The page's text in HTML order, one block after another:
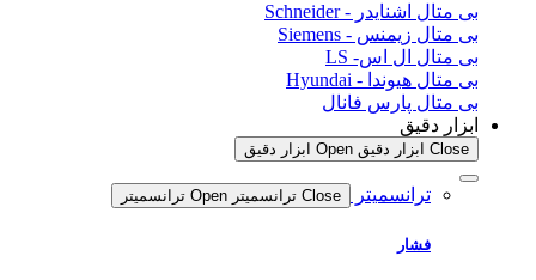
بی متال اشنایدر - Schneider
بی متال زیمنس - Siemens
بی متال ال اس- LS
بی متال هیوندا - Hyundai
بی متال پارس فانال
ابزار دقیق
Close ابزار دقیق Open ابزار دقیق
ترانسمیتر Close ترانسمیتر Open ترانسمیتر
فشار